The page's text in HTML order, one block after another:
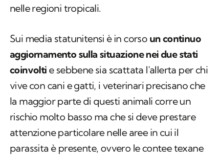
nelle regioni tropicali.
Sui media statunitensi è in corso un continuo
aggiornamento sulla situazione nei due stati
coinvolti e sebbene sia scattata l'allerta per chi
vive con cani e gatti, i veterinari precisano che
la maggior parte di questi animali corre un
rischio molto basso ma che si deve prestare
attenzione particolare nelle aree in cui il
parassita è presente, ovvero le contee texane